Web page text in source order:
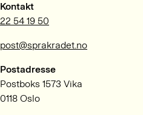
Kontakt
22 54 19 50
post@sprakradet.no
Postadresse
Postboks 1573 Vika
0118 Oslo